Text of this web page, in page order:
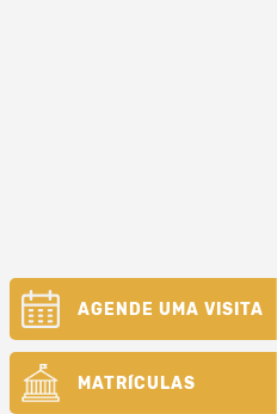
AGENDE UMA VISITA
MATRÍCULAS